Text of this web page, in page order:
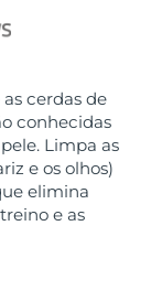
cerdas de
conhecidas
Limpa as
e os olhos)
elimina
e as